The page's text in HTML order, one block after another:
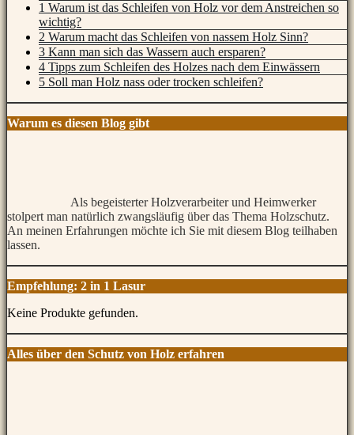
1 Warum ist das Schleifen von Holz vor dem Anstreichen so
wichtig?
2 Warum macht das Schleifen von nassem Holz Sinn?
3 Kann man sich das Wassern auch ersparen?
4 Tipps zum Schleifen des Holzes nach dem Einwässern
5 Soll man Holz nass oder trocken schleifen?
Warum es diesen Blog gibt
Als begeisterter Holzverarbeiter und Heimwerker
stolpert man natürlich zwangsläufig über das Thema Holzschutz.
An meinen Erfahrungen möchte ich Sie mit diesem Blog teilhaben
lassen.
Empfehlung: 2 in 1 Lasur
Keine Produkte gefunden.
Alles über den Schutz von Holz erfahren